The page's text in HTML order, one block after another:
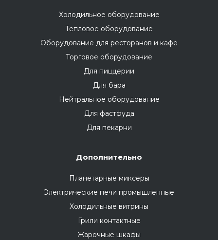
Холодильное оборудование
Тепловое оборудование
Оборудование для ресторанов и кафе
Торговое оборудование
Для пиццерии
Для бара
Нейтральное оборудование
Для фастфуда
Для пекарни
Дополнительно
Планетарные миксеры
Электрические печи промышленные
Холодильные витрины
Грили контактные
Жарочные шкафы